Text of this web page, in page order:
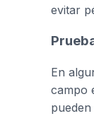
evitar
En
campo